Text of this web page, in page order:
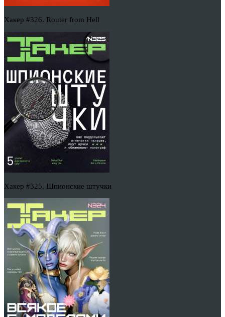
Хакер #326. Router from Hell
Хакер #325. Шпионские штучки